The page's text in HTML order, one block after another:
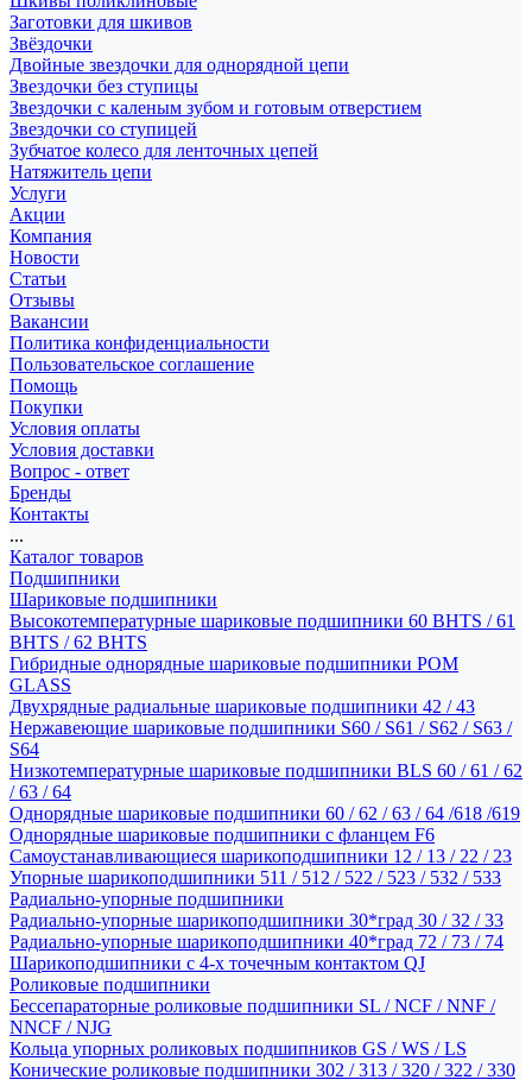
Заготовки для шкивов
Звёздочки
Двойные звездочки для однорядной цепи
Звездочки без ступицы
Звездочки с каленым зубом и готовым отверстием
Звездочки со ступицей
Зубчатое колесо для ленточных цепей
Натяжитель цепи
Услуги
Акции
Компания
Новости
Статьи
Отзывы
Вакансии
Политика конфиденциальности
Пользовательское соглашение
Помощь
Покупки
Условия оплаты
Условия доставки
Вопрос - ответ
Бренды
Контакты
...
Каталог товаров
Подшипники
Шариковые подшипники
Высокотемпературные шариковые подшипники 60 BHTS / 61
BHTS / 62 BHTS
Гибридные однорядные шариковые подшипники POM
GLASS
Двухрядные радиальные шариковые подшипники 42 / 43
Нержавеющие шариковые подшипники S60 / S61 / S62 / S63 /
S64
Низкотемпературные шариковые подшипники BLS 60 / 61 / 62
/ 63 / 64
Однорядные шариковые подшипники 60 / 62 / 63 / 64 /618 /619
Однорядные шариковые подшипники с фланцем F6
Самоустанавливающиеся шарикоподшипники 12 / 13 / 22 / 23
Упорные шарикоподшипники 511 / 512 / 522 / 523 / 532 / 533
Радиально-упорные подшипники
Радиально-упорные шарикоподшипники 30*град 30 / 32 / 33
Радиально-упорные шарикоподшипники 40*град 72 / 73 / 74
Шарикоподшипники с 4-х точечным контактом QJ
Роликовые подшипники
Бессепараторные роликовые подшипники SL / NCF / NNF /
NNCF / NJG
Кольца упорных роликовых подшипников GS / WS / LS
Конические роликовые подшипники 302 / 313 / 320 / 322 / 330